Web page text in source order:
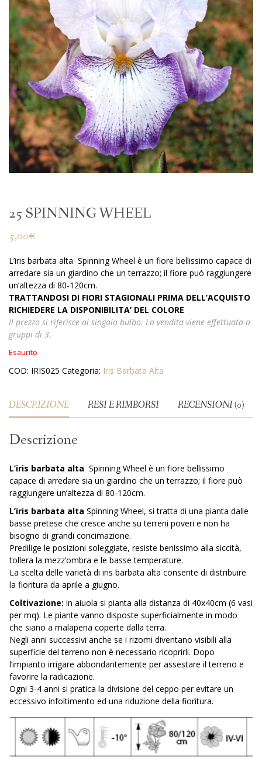
25 SPINNING WHEEL
5,00€
L’iris barbata alta Spinning Wheel è un fiore bellissimo capace di
arredare sia un giardino che un terrazzo; il fiore può raggiungere
un’altezza di 80-120cm.
TRATTANDOSI DI FIORI STAGIONALI PRIMA DELL’ACQUISTO
RICHIEDERE LA DISPONIBILITA’ DEL COLORE
Il prezzo si riferisce al singolo bulbo. La vendita viene effettuata a
gruppi di 3.
Esaurito
COD: IRIS025 Categoria: Iris Barbata Alta
DESCRIZIONE RESI E RIMBORSI RECENSIONI (0)
Descrizione
L’iris barbata alta Spinning Wheel è un fiore bellissimo
capace di arredare sia un giardino che un terrazzo; il fiore può
raggiungere un’altezza di 80-120cm.
L’iris barbata alta Spinning Wheel, si tratta di una pianta dalle
basse pretese che cresce anche su terreni poveri e non ha
bisogno di grandi concimazione.
Predilige le posizioni soleggiate, resiste benissimo alla siccità,
tollera la mezz’ombra e le basse temperature.
La scelta delle varietà di iris barbata alta consente di distribuire
la fioritura da aprile a giugno.
Coltivazione: in aiuola si pianta alla distanza di 40x40cm (6 vasi
per mq). Le piante vanno disposte superficialmente in modo
che siano a malapena coperte dalla terra.
Negli anni successivi anche se i rizomi diventano visibili alla
superficie del terreno non è necessario ricoprirli. Dopo
l’impianto irrigare abbondantemente per assestare il terreno e
favorire la radicazione.
Ogni 3-4 anni si pratica la divisione del ceppo per evitare un
eccessivo infoltimento ed una riduzione della fioritura.